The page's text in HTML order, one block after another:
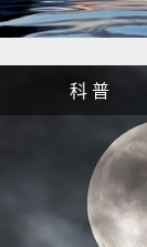
科 普